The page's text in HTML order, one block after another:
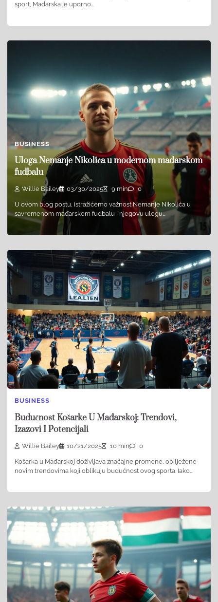
sport, Mađarska je uporno…
BUSINESS
Uloga Nemanje Nikolića u modernom mađarskom
fudbalu​
Willie Bailey 03/30/2025 9 min 0
U ovom blog postu, istražićemo važnost Nemanje Nikolića u
savremenom mađarskom fudbalu i njegovu ulogu…
BUSINESS
Budućnost Košarke U Mađarskoj: Trendovi,
Izazovi I Potencijali
Willie Bailey 10/21/2025 10 min 0
Košarka u Mađarskoj doživljava značajne promene, obilježene
novim trendovima koji oblikuju budućnost ovog sporta. Iako…